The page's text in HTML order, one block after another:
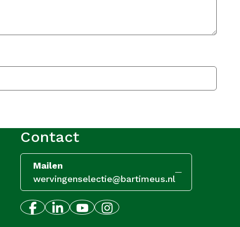
Contact
Mailen
wervingenselectie@bartimeus.nl